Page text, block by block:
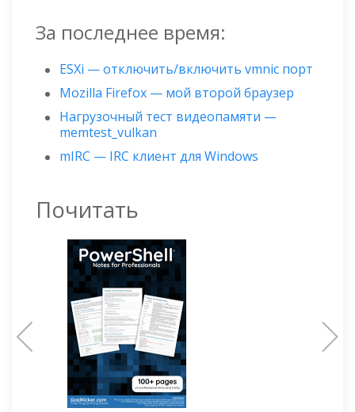
За последнее время:
ESXi — отключить/включить vmnic порт
Mozilla Firefox — мой второй браузер
Нагрузочный тест видеопамяти —
memtest_vulkan
mIRC — IRC клиент для Windows
Почитать